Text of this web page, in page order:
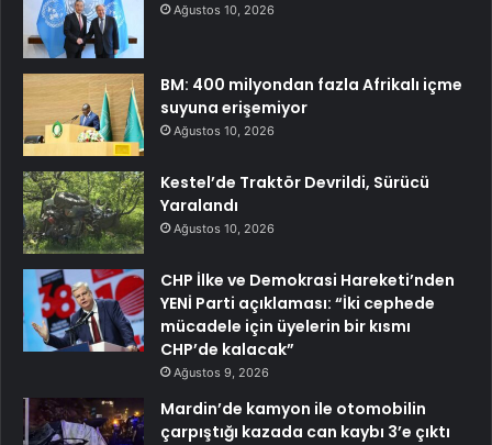
Ağustos 10, 2026
BM: 400 milyondan fazla Afrikalı içme
suyuna erişemiyor
Ağustos 10, 2026
Kestel’de Traktör Devrildi, Sürücü
Yaralandı
Ağustos 10, 2026
CHP İlke ve Demokrasi Hareketi’nden
YENİ Parti açıklaması: “İki cephede
mücadele için üyelerin bir kısmı
CHP’de kalacak”
Ağustos 9, 2026
Mardin’de kamyon ile otomobilin
çarpıştığı kazada can kaybı 3’e çıktı